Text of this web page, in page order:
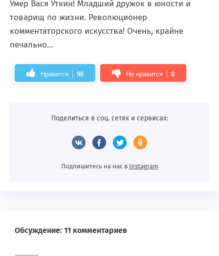
Умер Вася Уткин! Младший дружок в юности и
товарищ по жизни. Революционер
комментаторского искусства! Очень, крайне
печально…
Нравится 90 Не нравится 0
Поделиться в соц. сетях и сервисах:
Подпишитесь на нас в Instagram
Обсуждение: 11 комментариев